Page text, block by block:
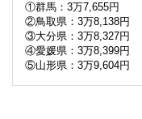
①群馬：3万7,655円
②鳥取県：3万8,138円
③大分県：3万8,327円
④愛媛県：3万8,399円
⑤山形県：3万9,604円